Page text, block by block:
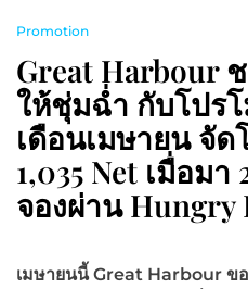
Promotion
Great Harbour
ให้ชุ่มฉ่ำ กับโปร
เดือนเมษายน จัด
1,035 Net เมื่อม
จองผ่าน Hungry
เมษายนนี้Great Harbour ข